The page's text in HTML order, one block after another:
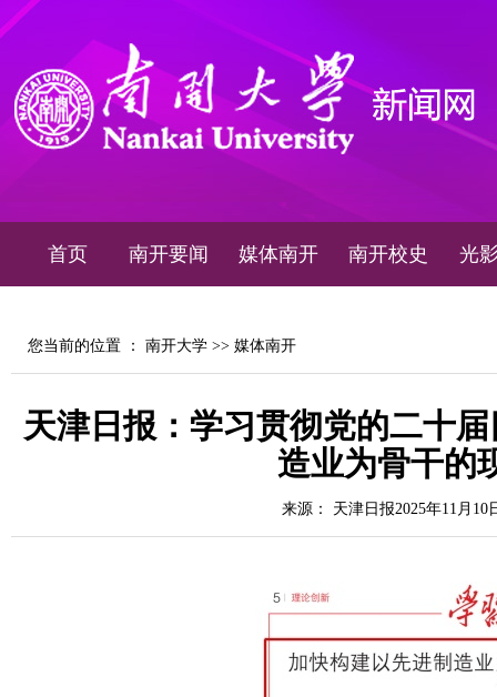
首页 南开要闻 媒体南开 南开校史 光
您当前的位置 ： 南开大学 >> 媒体南开
天津日报：学习贯彻党的二十
造业为骨干的
来源： 天津日报2025年11月10